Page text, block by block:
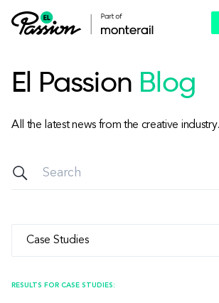
El Passion Blog
All the latest news from the creative industry.
Case Studies
RESULTS FOR CASE STUDIES: